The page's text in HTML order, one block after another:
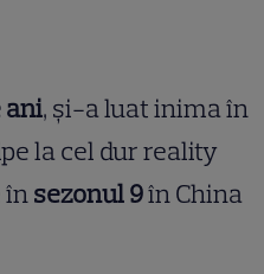
ani, și-a luat inima în
la cel dur reality
însezonul 9în China